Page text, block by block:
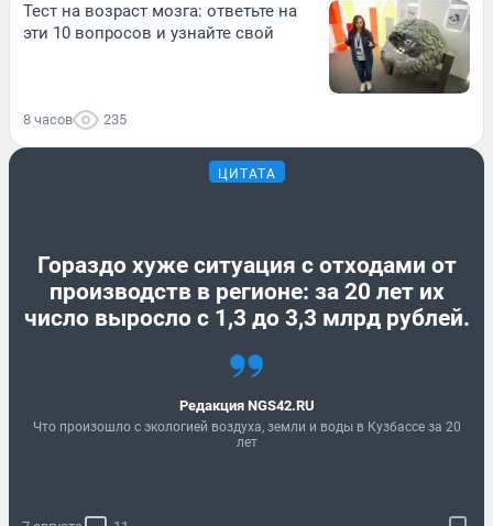
Тест на возраст мозга: ответьте на
эти 10 вопросов и узнайте свой
8 часов 235
ЦИТАТА
Гораздо хуже ситуация с отходами от
производств в регионе: за 20 лет их
число выросло с 1,3 до 3,3 млрд рублей.
Редакция NGS42.RU
Что произошло с экологией воздуха, земли и воды в Кузбассе за 20
лет